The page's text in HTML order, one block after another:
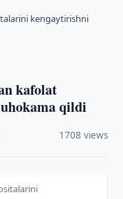
kengaytirishni
kafolat
qildi
1708 views